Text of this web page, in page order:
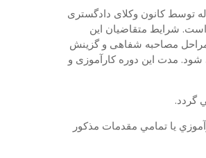
توسط کانون وکلای دادگستری
است. شرایط متقاضیان این
مصاحبه شفاهی و گزینش
شود. مدت این دوره کارآموزی و
گردد.
يا تمامي مقدمات مذكور